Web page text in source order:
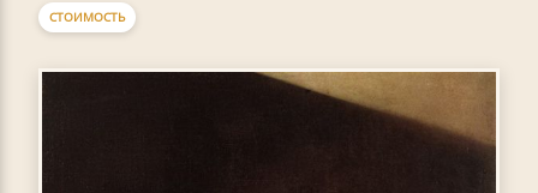
СТОИМОСТЬ